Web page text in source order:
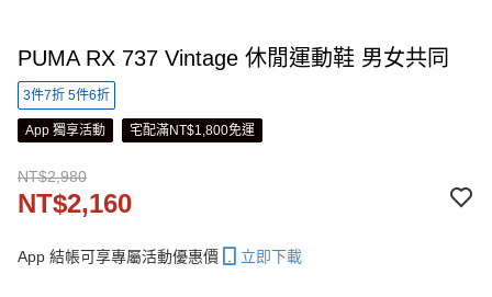
PUMA RX 737 Vintage 休閒運動鞋 男女共同
3件7折 5件6折
App 獨享活動 宅配滿NT$1,800免運
NT$2,980
NT$2,160
App 結帳可享專屬活動優惠價 立即下載